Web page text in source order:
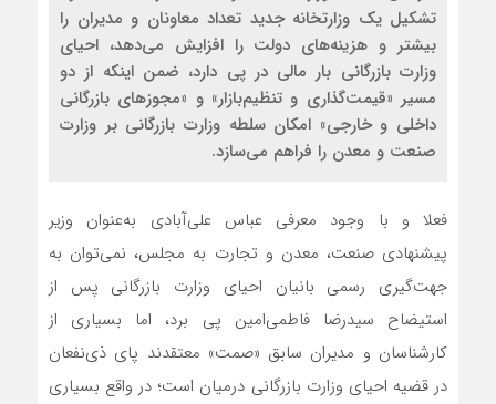
تشکیل یک وزارتخانه جدید تعداد معاونان و مدیران را
بیشتر و هزینه‌های دولت را افزایش می‌دهد، احیای
وزارت بازرگانی بار مالی در پی دارد، ضمن اینکه از دو
مسیر «قیمت‌گذاری و تنظیم‌بازار» و «مجوزهای بازرگانی
داخلی و خارجی» امکان سلطه وزارت بازرگانی بر وزارت
صنعت و معدن را فراهم می‌سازد.
فعلا و با وجود معرفی عباس علی‌آبادی به‌عنوان وزیر
پیشنهادی صنعت، معدن و تجارت به مجلس، نمی‌توان به
جهت‌‌‌‌‌گیری رسمی بانیان احیای وزارت بازرگانی پس از
استیضاح سیدرضا فاطمی‌امین پی برد، اما بسیاری از
کارشناسان و مدیران سابق «صمت» معتقدند پای ذی‌نفعان
در قضیه احیای وزارت بازرگانی درمیان است؛ در واقع بسیاری